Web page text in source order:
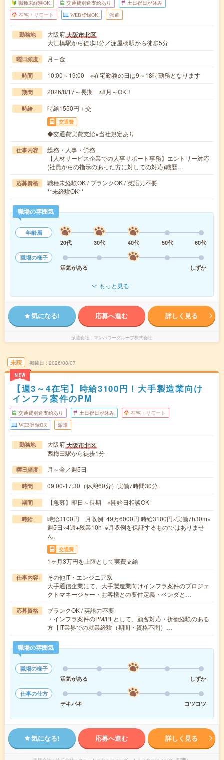
職種未経験OK 交通費別途支給あり 土日祝日が休み
在宅・リモート WEB登録OK 派遣
勤務地 大阪府大阪市北区
大江橋駅から徒歩3分／淀屋橋駅から徒歩5分
曜日頻度 月～金
時間 10:00～19:00 ※在宅勤務の日は9～18時勤務となります
期間 2026/8/17～長期 ※8月～OK！
時給 時給1550円＋交
交通費
◆交通費実費支給※当社規定あり
仕事内容
総務・人事・労務
【人材サービス企業での人事サポート事務】エントリー対応
(社員からの指示のあった方に対しての対応)職歴…
応募資格
職種未経験OK / ブランクOK / 英語力不要
**未経験OK**
職場の雰囲気
年齢層
20代
30代 40代 50代
60代
職場の様子
活気がある
しずか
もっと見る
気になる! 応募へ進む 詳しく見る
派遣会社 マンパワーグループ株式会社
未読
NEW
掲載日 2026/08/07
【週3～4在宅】時給3100円！大手製造業向け
インフラ案件のPM
交通費別途支給あり 土日祝日が休み 在宅・リモート
WEB登録OK 派遣
勤務地 大阪府大阪市北区
西梅田駅から徒歩1分
曜日頻度 月～金／週5日
時間 09:00-17:30（休憩60分）実働7時間30分
期間 【急募】即日～長期 ※開始日相談OK
時給
時給3100円 月収例 49万6000円 時給3100円×実働7h30m×
週5日×4週+残業10h ※月収例を保証するものではありませ
ん。
交通費
1ヶ月3万円を上限として実費支給
仕事内容
その他IT・エンジニア系
大手通信企業にて、大手製造業向けインフラ案件のプロジェ
クトマネージャー・お客様との要件定義・ベンダと…
応募資格
ブランクOK / 英語力不要
・インフラ案件のPM/PLとして、顧客対応・折衝経験のある
方【IT業界での就業経験（期間・資格不問）…
職場の雰囲気
職場の様子
活気がある
しずか
仕事の仕方
テキパキ
コツコツ
気になる! 応募へ進む 詳しく見る